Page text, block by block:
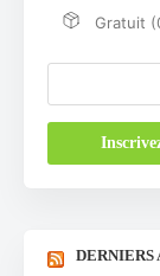
Gratuit
DERNIERS